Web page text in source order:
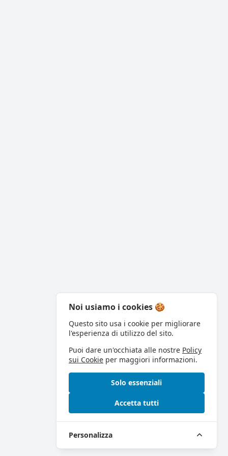
Noi usiamo i cookies 🍪
Questo sito usa i cookie per migliorare
l'esperienza di utilizzo del sito.
Puoi dare un'occhiata alle nostre Policy
sui Cookie per maggiori informazioni.
Solo essenziali
Accetta tutti
Personalizza